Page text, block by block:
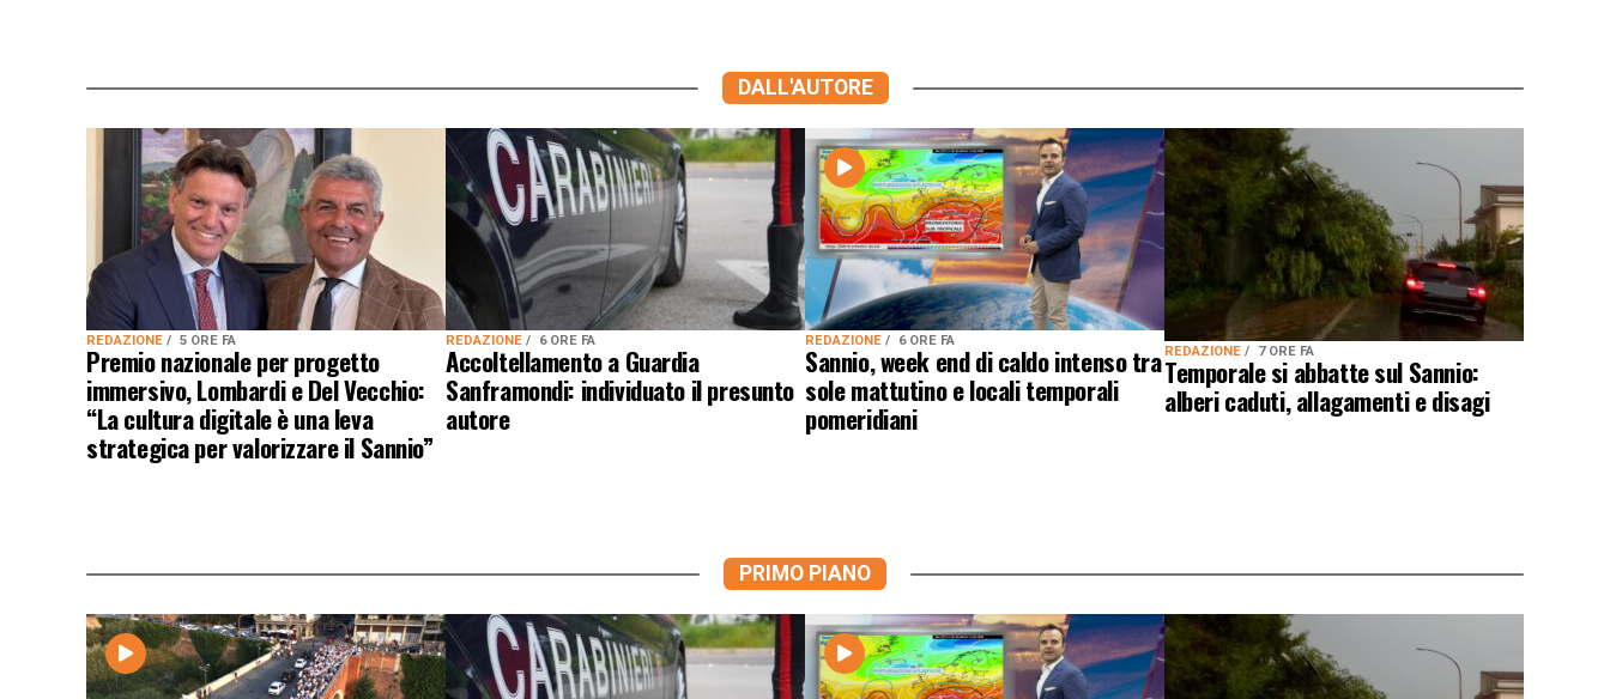
DALL'AUTORE
REDAZIONE 5 ORE FA
Premio nazionale per progetto
immersivo, Lombardi e Del Vecchio:
“La cultura digitale è una leva
strategica per valorizzare il Sannio”
REDAZIONE 6 ORE FA
Accoltellamento a Guardia
Sanframondi: individuato il presunto
autore
REDAZIONE 6 ORE FA
Sannio, week end di caldo intenso tra
sole mattutino e locali temporali
pomeridiani
REDAZIONE 7 ORE FA
Temporale si abbatte sul Sannio:
alberi caduti, allagamenti e disagi
PRIMO PIANO